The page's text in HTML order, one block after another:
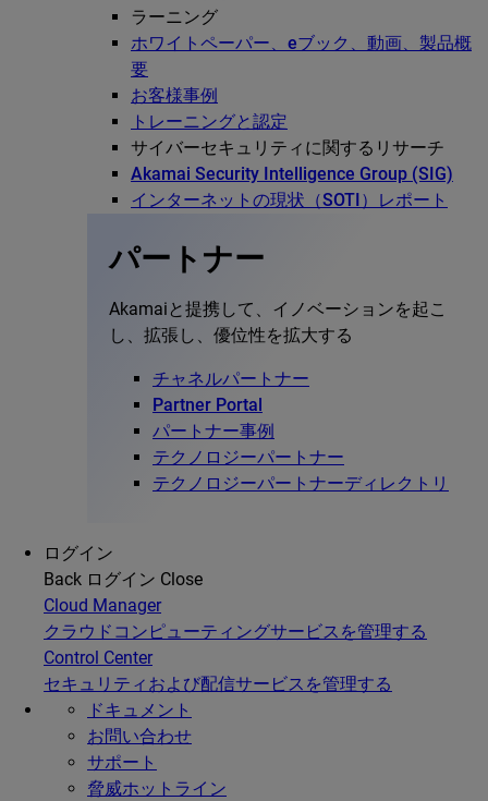
ラーニング
ホワイトペーパー、eブック、動画、製品概
要
お客様事例
トレーニングと認定
サイバーセキュリティに関するリサーチ
Akamai Security Intelligence Group (SIG)
インターネットの現状（SOTI）レポート
パートナー
Akamaiと提携して、イノベーションを起こ
し、拡張し、優位性を拡大する
チャネルパートナー
Partner Portal
パートナー事例
テクノロジーパートナー
テクノロジーパートナーディレクトリ
ログイン
Back ログイン Close
Cloud Manager
クラウドコンピューティングサービスを管理する
Control Center
セキュリティおよび配信サービスを管理する
ドキュメント
お問い合わせ
サポート
脅威ホットライン